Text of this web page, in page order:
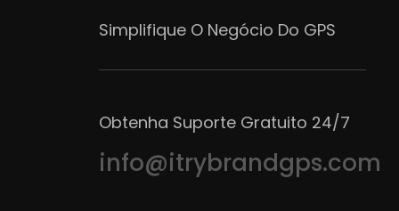
Simplifique O Negócio Do GPS
Obtenha Suporte Gratuito 24/7
info@itrybrandgps.com